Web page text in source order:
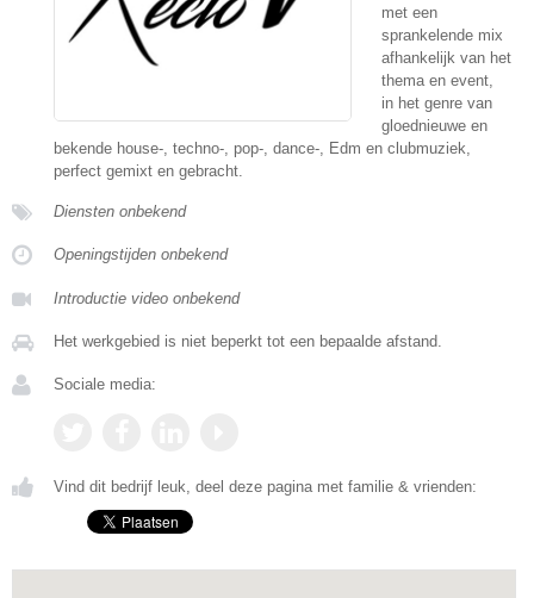
met een
sprankelende mix
afhankelijk van het
thema en event,
in het genre van
gloednieuwe en
bekende house-, techno-, pop-, dance-, Edm en clubmuziek,
perfect gemixt en gebracht.
Diensten onbekend
Openingstijden onbekend
Introductie video onbekend
Het werkgebied is niet beperkt tot een bepaalde afstand.
Sociale media:
Vind dit bedrijf leuk, deel deze pagina met familie & vrienden: